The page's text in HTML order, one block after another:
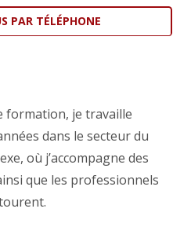
PAR TÉLÉPHONE
formation, je travaille
dans le secteur du
où j’accompagne des
que les professionnels